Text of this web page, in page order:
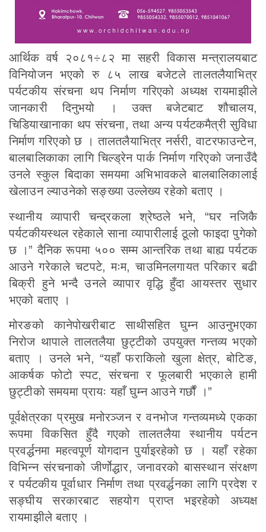
आर्थिक वर्ष २०८१÷८२ मा सहरी विकास मन्त्रालयबाट
विनियोजन भएको रु ८५ लाख बजेटले तालतलैयाभित्र
पर्यटकीय संरचना थप निर्माण गरिएको अध्यक्ष रायमाझीले
जानकारी दिनुभयो । उक्त बजेटबाट शौचालय,
चिडियाखानाका थप संरचना, तथा अन्य पर्यटकमैत्री सुविधा
निर्माण गरिएको छ । तालतलैयाभित्र नर्सरी, वाटरफाउन्टेन,
बालबालिकाका लागि चिल्ड्रेन पार्क निर्माण गरिएको जनाउँदै
उनले स्कुल बिदाका समयमा अभिभावकले बालबालिकालाई
खेलाउन ल्याउनेको सङ्ख्या उल्लेख्य रहेको बताए ।
स्थानीय व्यापारी चन्द्रकला श्रेष्ठले भने, “घर नजिकै
पर्यटकीयस्थल रहेकाले साना व्यापारीलाई ठूलो फाइदा पुगेको
छ ।” दैनिक रूपमा ५०० सम्म आन्तरिक तथा बाह्य पर्यटक
आउने गरेकाले चटपटे, मःम, चाउमिनलगायत परिकार बढी
बिक्री हुने भन्दै उनले व्यापार वृद्धि हुँदा आयस्तर सुधार
भएको बताए ।
मोरङको कानेपोखरीबाट साथीसहित घुम्न आउनुभएका
निरोज थापाले तालतलैया छुट्टीको उपयुक्त गन्तव्य भएको
बताए । उनले भने, “यहाँ फराकिलो खुला क्षेत्र, बोटिङ,
आकर्षक फोटो स्पट, संरचना र फूलबारी भएकाले हामी
छुट्टीको समयमा प्रायः यहाँ घुम्न आउने गर्छौं ।”
पूर्वक्षेत्रका प्रमुख मनोरञ्जन र वनभोज गन्तव्यमध्ये एकका
रूपमा विकसित हुँदै गएको तालतलैया स्थानीय पर्यटन
प्रवर्द्धनमा महत्वपूर्ण योगदान पुर्याइरहेको छ । यहाँ रहेका
विभिन्न संरचनाको जीर्णोद्धार, जनावरको बासस्थान संरक्षण
र पर्यटकीय पूर्वाधार निर्माण तथा प्रवर्द्धनका लागि प्रदेश र
सङ्घीय सरकारबाट सहयोग प्राप्त भइरहेको अध्यक्ष
रायमाझीले बताए ।